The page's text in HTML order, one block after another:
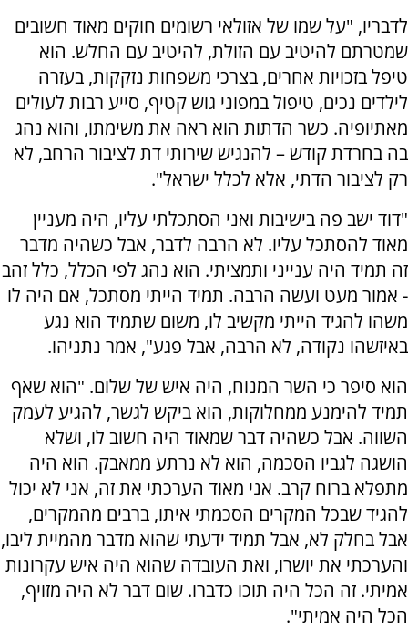
לדבריו, "על שמו של אזולאי רשומים חוקים מאוד חשובים
שמטרתם להיטיב עם הזולת, להיטיב עם החלש. הוא
טיפל בזכויות אחרים, בצרכי משפחות נזקקות, בעזרה
לילדים נכים, טיפול במפוני גוש קטיף, סייע רבות לעולים
מאתיופיה. כשר הדתות הוא ראה את משימתו, והוא נהג
בה בחרדת קודש – להנגיש שירותי דת לציבור הרחב, לא
רק לציבור הדתי, אלא לכלל ישראל".
"דוד ישב פה בישיבות ואני הסתכלתי עליו, היה מעניין
מאוד להסתכל עליו. לא הרבה לדבר, אבל כשהיה מדבר
זה תמיד היה ענייני ותמציתי. הוא נהג לפי הכלל, כלל זהב
- אמור מעט ועשה הרבה. תמיד הייתי מסתכל, אם היה לו
משהו להגיד הייתי מקשיב לו, משום שתמיד הוא נגע
באיזשהו נקודה, לא הרבה, אבל פגע", אמר נתניהו.
הוא סיפר כי השר המנוח, היה איש של שלום. "הוא שאף
תמיד להימנע ממחלוקות, הוא ביקש לגשר, להגיע לעמק
השווה. אבל כשהיה דבר שמאוד היה חשוב לו, ושלא
הושגה לגביו הסכמה, הוא לא נרתע ממאבק. הוא היה
מתפלא ברוח קרב. אני מאוד הערכתי את זה, אני לא יכול
להגיד שבכל המקרים הסכמתי איתו, ברבים מהמקרים,
אבל בחלק לא, אבל תמיד ידעתי שהוא מדבר מהמיית ליבו,
והערכתי את יושרו, ואת העובדה שהוא היה איש עקרונות
אמיתי. זה הכל היה תוכו כדברו. שום דבר לא היה מזויף,
הכל היה אמיתי".